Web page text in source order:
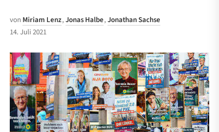
von Miriam Lenz,Jonas Halbe,Jonathan Sachse
14. Juli 2021